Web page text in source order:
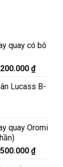
quay có bô
₫Giá
tại
Lucass B-
quay Oromi
₫Giá